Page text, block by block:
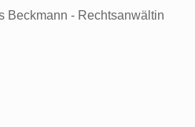
Beckmann - Rechtsanwältin